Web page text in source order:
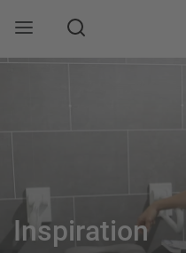
Mobile Navigation öffnen
Suche
Inspiration